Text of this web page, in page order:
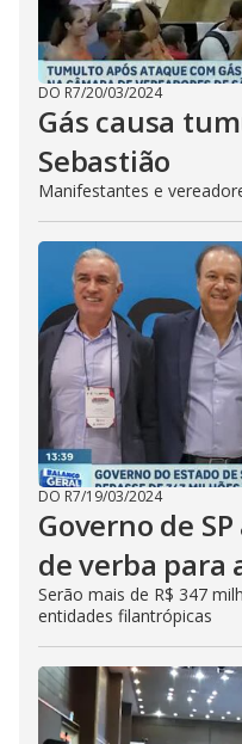
DO R7/20/03/2024
Gás causa
Sebastião
Manifestantes e
DO R7/19/03/2024
Governo de
de verba para
Serão mais de R$ 347
entidades filantrópicas